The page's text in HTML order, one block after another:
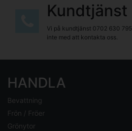
Kundtjänst
Vi på kundtjänst 0702 630 795
inte med att kontakta oss.
HANDLA
Bevattning
Frön / Fröer
Grönytor